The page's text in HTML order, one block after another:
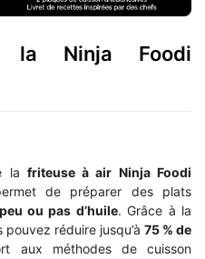
la Ninja Foodi
la friteuse à air Ninja Foodi
de préparer des plats
ou pas d’huile. Grâce à la
réduire jusqu’à 75 % de
aux méthodes de cuisson